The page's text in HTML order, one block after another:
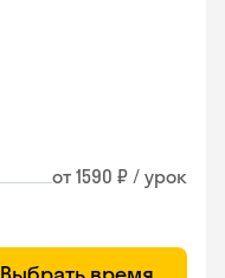
от 1590 ₽ / урок